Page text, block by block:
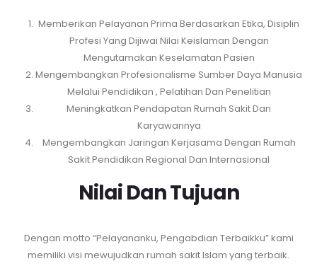
Memberikan Pelayanan Prima Berdasarkan Etika, Disiplin
Profesi Yang Dijiwai Nilai Keislaman Dengan
Mengutamakan Keselamatan Pasien
Mengembangkan Profesionalisme Sumber Daya Manusia
Melalui Pendidikan , Pelatihan Dan Penelitian
Meningkatkan Pendapatan Rumah Sakit Dan
Karyawannya
Mengembangkan Jaringan Kerjasama Dengan Rumah
Sakit Pendidikan Regional Dan Internasional
Nilai Dan Tujuan
Dengan motto “Pelayananku, Pengabdian Terbaikku” kami
memiliki visi mewujudkan rumah sakit Islam yang terbaik.